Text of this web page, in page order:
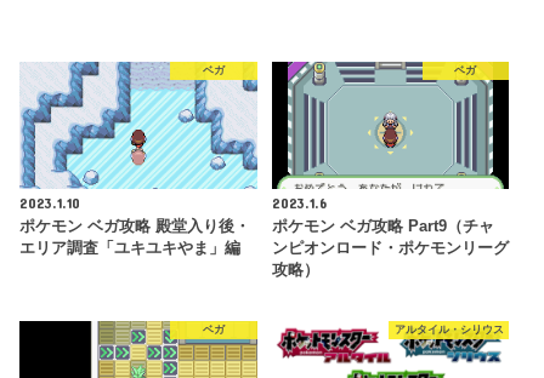
ベガ
2023.1.10
ポケモン ベガ攻略 殿堂入り後・
エリア調査「ユキユキやま」編
ベガ
2023.1.6
ポケモン ベガ攻略 Part9（チャ
ンピオンロード・ポケモンリーグ
攻略）
ベガ アルタイル・シリウス